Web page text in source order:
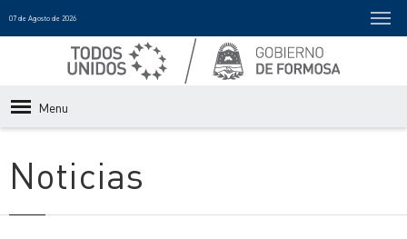
07 de Agosto de 2026
Menu
Noticias